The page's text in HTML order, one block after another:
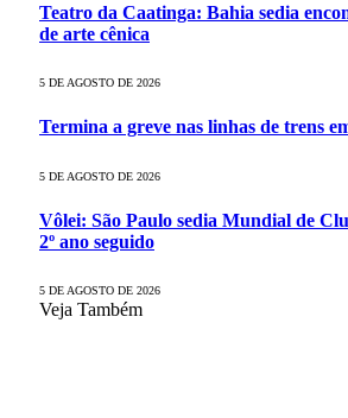
Teatro da Caatinga: Bahia sedia
de arte cênica
5 DE AGOSTO DE 2026
Termina a greve nas linhas de trens
5 DE AGOSTO DE 2026
Vôlei: São Paulo sedia Mundial de
2º ano seguido
5 DE AGOSTO DE 2026
Veja Também